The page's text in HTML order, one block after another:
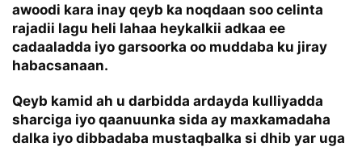
awoodi kara inay qeyb ka noqdaan soo celinta
rajadii lagu heli lahaa heykalkii adkaa ee
cadaaladda iyo garsoorka oo muddaba ku jiray
habacsanaan.
Qeyb kamid ah u darbidda ardayda kulliyadda
sharciga iyo qaanuunka sida ay maxkamadaha
dalka iyo dibbadaba mustaqbalka si dhib yar uga